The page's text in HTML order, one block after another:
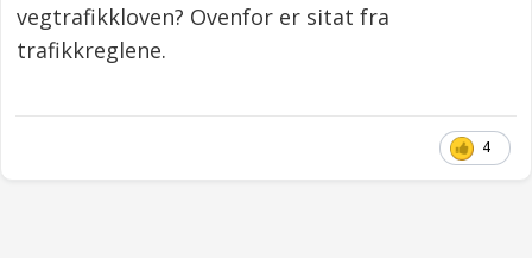
vegtrafikkloven? Ovenfor er sitat fra
trafikkreglene.
4